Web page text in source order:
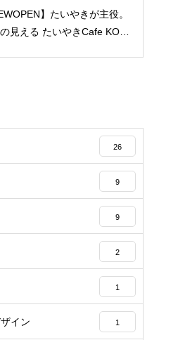
】たいやきが主役。
の見える たいやきCafe KOM
26
9
9
2
1
イン 1